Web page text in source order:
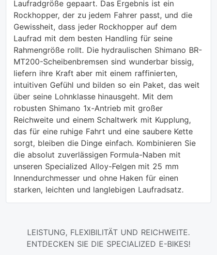
Laufradgröße gepaart. Das Ergebnis ist ein
Rockhopper, der zu jedem Fahrer passt, und die
Gewissheit, dass jeder Rockhopper auf dem
Laufrad mit dem besten Handling für seine
Rahmengröße rollt. Die hydraulischen Shimano BR-
MT200-Scheibenbremsen sind wunderbar bissig,
liefern ihre Kraft aber mit einem raffinierten,
intuitiven Gefühl und bilden so ein Paket, das weit
über seine Lohnklasse hinausgeht. Mit dem
robusten Shimano 1x-Antrieb mit großer
Reichweite und einem Schaltwerk mit Kupplung,
das für eine ruhige Fahrt und eine saubere Kette
sorgt, bleiben die Dinge einfach. Kombinieren Sie
die absolut zuverlässigen Formula-Naben mit
unseren Specialized Alloy-Felgen mit 25 mm
Innendurchmesser und ohne Haken für einen
starken, leichten und langlebigen Laufradsatz.
LEISTUNG, FLEXIBILITÄT UND REICHWEITE.
ENTDECKEN SIE DIE SPECIALIZED E-BIKES!